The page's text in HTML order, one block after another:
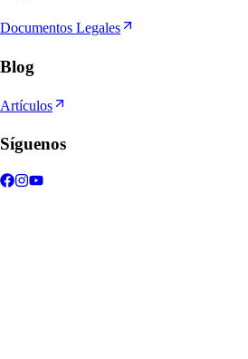
Documentos Legales
Blog
Artículos
Síguenos